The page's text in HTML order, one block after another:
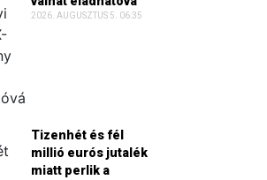
2026. AUGUSZTUS 5. 06:35
Tizenhét és fél
millió eurós jutalék
miatt perlik a